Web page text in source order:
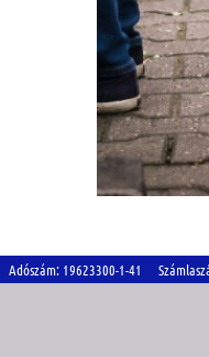
Adószám: 19623300-1-41